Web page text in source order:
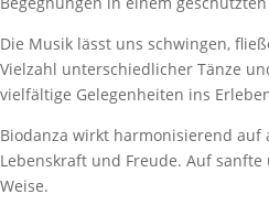
Die Musik lässt uns schwingen,
Vielzahl unterschiedlicher Tänze
vielfältige Gelegenheiten ins
Biodanza wirkt harmonisierend auf
Lebenskraft und Freude. Auf
Weise.